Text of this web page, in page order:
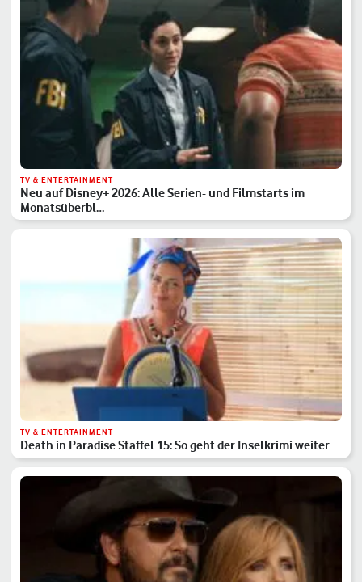
TV & ENTERTAINMENT
Neu auf Disney+ 2026: Alle Serien- und Filmstarts im
Monatsüberbl…
TV & ENTERTAINMENT
Death in Paradise Staffel 15: So geht der Inselkrimi weiter